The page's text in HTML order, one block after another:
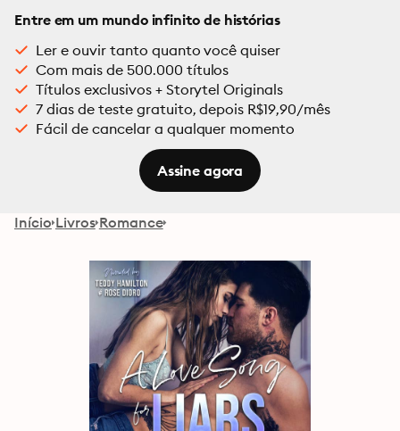
Entre em um mundo infinito de histórias
Ler e ouvir tanto quanto você quiser
Com mais de 500.000 títulos
Títulos exclusivos + Storytel Originals
7 dias de teste gratuito, depois R$19,90/mês
Fácil de cancelar a qualquer momento
Assine agora
Início Livros Romance